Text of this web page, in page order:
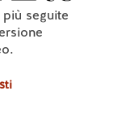
seguite